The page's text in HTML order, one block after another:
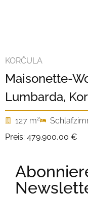
KORČULA
Maisonette-
Lumbarda,
127 m2
Preis: 479.900,00 €